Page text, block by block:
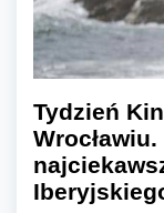
Tydzień